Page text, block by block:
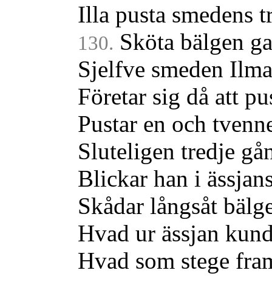
Illa pusta smedens
130. Sköta bälgen
Sjelfve smeden
Företar sig då att
Pustar en och
Sluteligen tredje
Blickar han i
Skådar långsåt
Hvad ur ässjan
Hvad som stege